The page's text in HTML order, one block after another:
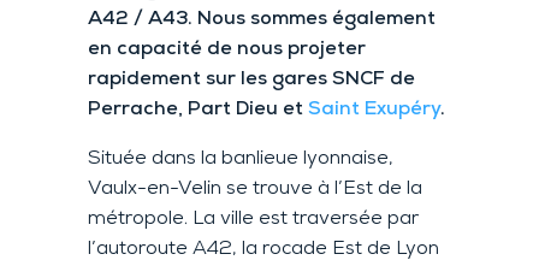
A42 / A43. Nous sommes également
en capacité de nous projeter
rapidement sur les gares SNCF de
Perrache, Part Dieu et Saint Exupéry.
Située dans la banlieue lyonnaise,
Vaulx-en-Velin se trouve à l’Est de la
métropole. La ville est traversée par
l’autoroute A42, la rocade Est de Lyon